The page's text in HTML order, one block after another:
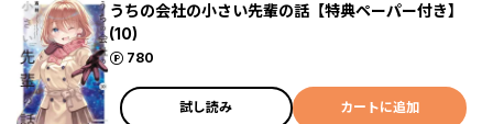
うちの会社の小さい先輩の話【特典ペーパー付き】
(10)
780
ポイント
試し読み カートに追加